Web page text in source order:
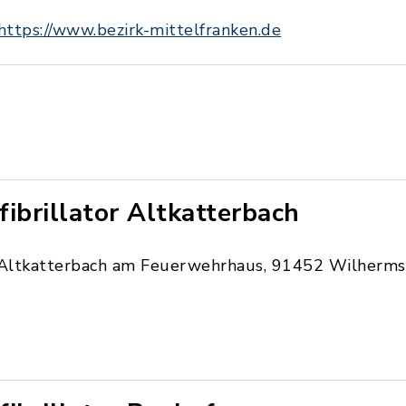
www.bezirk-mittelfranken.de
Altkatterbach
am Feuerwehrhaus, 91452